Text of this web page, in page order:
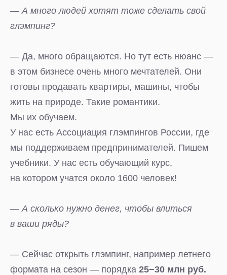
— А много людей хотят тоже сделать свой
глэмпинг?
— Да, много обращаются. Но тут есть нюанс —
в этом бизнесе очень много мечтателей. Они
готовы продавать квартиры, машины, чтобы
жить на природе. Такие романтики.
Мы их обучаем.
У нас есть Ассоциация глэмпингов России, где
мы поддерживаем предпринимателей. Пишем
учебники. У нас есть обучающий курс,
на котором учатся около 1600 человек!
— А сколько нужно денег, чтобы влиться
в ваши ряды?
— Сейчас открыть глэмпинг, например летнего
формата на сезон — порядка 25−30 млн руб.